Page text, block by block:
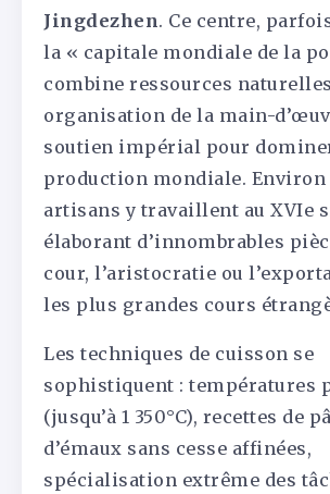
Jingdezhen. Ce centre,
la « capitale mondiale de la
combine ressources
organisation de la main-
soutien impérial pour
production mondiale. Environ
artisans y travaillent au XVIe
élaborant d’innombrables
cour, l’aristocratie ou
les plus grandes cours
Les techniques de cuisson se
sophistiquent : températures
(jusqu’à 1 350°C), recettes de
d’émaux sans cesse affinées,
spécialisation extrême des